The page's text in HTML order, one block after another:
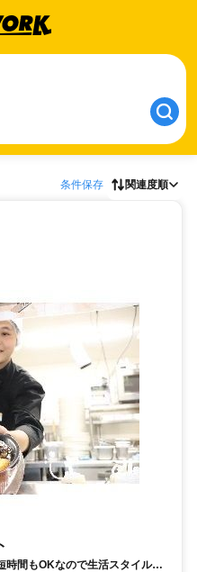
条件保存 関連度順
時間もOKなので生活スタイルに